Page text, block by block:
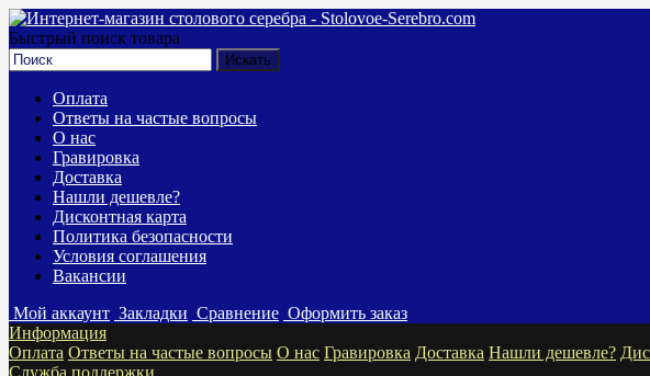
Быстрый поиск товара
Оплата
Ответы на частые вопросы
О нас
Гравировка
Доставка
Нашли дешевле?
Дисконтная карта
Политика безопасности
Условия соглашения
Вакансии
Мой аккаунт Закладки Сравнение Оформить заказ
Информация
Оплата Ответы на частые вопросы О нас Гравировка Доставка Нашли дешевле?
Служба поддержки